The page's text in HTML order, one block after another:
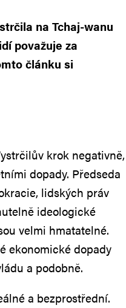
na Tchaj‑wanu
považuje za
článku si
krok negativně,
dopady. Předseda
lidských práv
ideologické
velmi hmatatelné.
ekonomické dopady
a podobně.
a bezprostřední.